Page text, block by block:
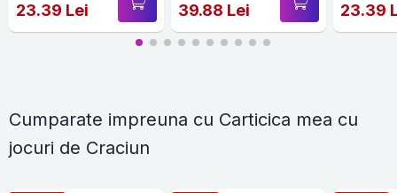
23.39 Lei 39.88 Lei 23.39
Cumparate impreuna cu Carticica mea cu
jocuri de Craciun